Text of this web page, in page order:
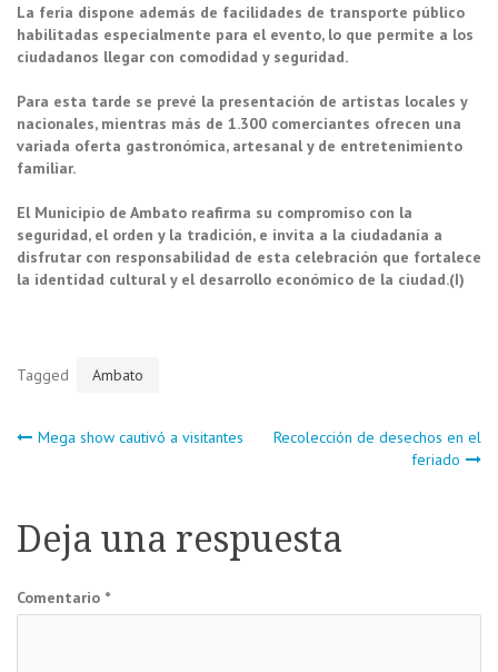
La feria dispone además de facilidades de transporte público
habilitadas especialmente para el evento, lo que permite a los
ciudadanos llegar con comodidad y seguridad.
Para esta tarde se prevé la presentación de artistas locales y
nacionales, mientras más de 1.300 comerciantes ofrecen una
variada oferta gastronómica, artesanal y de entretenimiento
familiar.
El Municipio de Ambato reafirma su compromiso con la
seguridad, el orden y la tradición, e invita a la ciudadanía a
disfrutar con responsabilidad de esta celebración que fortalece
la identidad cultural y el desarrollo económico de la ciudad.(I)
Tagged Ambato
Navegación
entradas
Mega show cautivó a visitantes
Recolección de desechos en el
feriado
Deja una respuesta
Comentario *